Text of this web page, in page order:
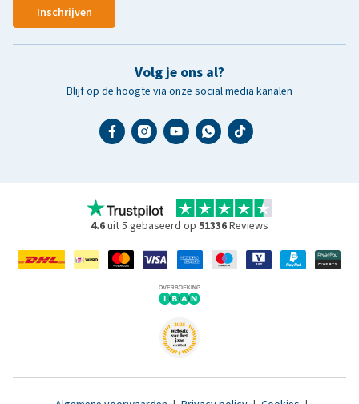
Inschrijven
Volg je ons al?
Blijf op de hoogte via onze social media kanalen
4.6uit 5 gebaseerd op 51336Reviews